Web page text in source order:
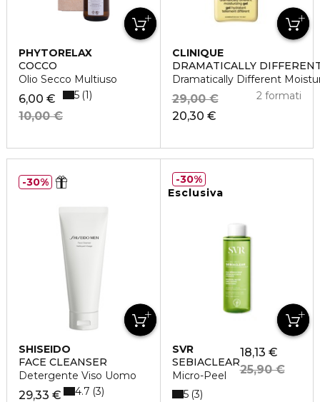
PHYTORELAX
COCCO
Olio Secco Multiuso
6,00 €
10,00 €
5 1
CLINIQUE
DRAMATICALLY
Dramatically Different
20,30 €
29,00 € 2 formati
SHISEIDO
FACE CLEANSER
Detergente Viso Uomo
29,33 € 4.7 3
30%
Esclusiva
SVR
SEBIACLEAR
Micro-Peel
18,13 €
25,90 €
5 3
30%